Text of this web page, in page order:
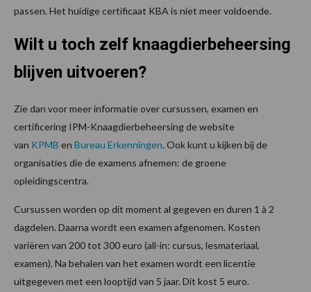
passen. Het huidige certificaat KBA is niet meer voldoende.
Wilt u toch zelf knaagdierbeheersing
blijven uitvoeren?
Zie dan voor meer informatie over cursussen, examen en
certificering IPM-Knaagdierbeheersing de website
van KPMB en Bureau Erkenningen. Ook kunt u kijken bij de
organisaties die de examens afnemen: de groene
opleidingscentra.
Cursussen worden op dit moment al gegeven en duren 1 à 2
dagdelen. Daarna wordt een examen afgenomen. Kosten
variëren van 200 tot 300 euro (all-in: cursus, lesmateriaal,
examen). Na behalen van het examen wordt een licentie
uitgegeven met een looptijd van 5 jaar. Dit kost 5 euro.